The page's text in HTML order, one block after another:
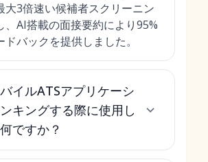
大3倍速い候補者スクリーニン
、AI搭載の面接要約により95%
バックを提供しました。
イルATSアプリケーシ
キングする際に使用し
ですか？